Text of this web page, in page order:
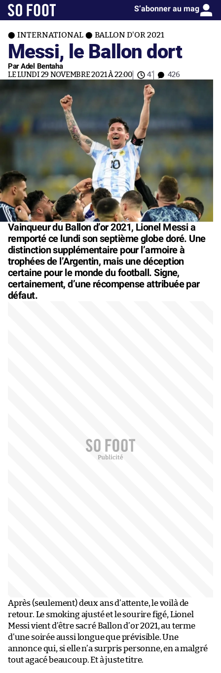
S’abonner au mag
INTERNATIONAL BALLON D'OR 2021
Messi, le Ballon dort
Par Adel Bentaha
LE LUNDI 29 NOVEMBRE 2021 À 22:00 4' 426
Vainqueur du Ballon d’or 2021, Lionel Messi a
remporté ce lundi son septième globe doré. Une
distinction supplémentaire pour l’armoire à
trophées de l’Argentin, mais une déception
certaine pour le monde du football. Signe,
certainement, d’une récompense attribuée par
défaut.
Après (seulement) deux ans d’attente, le voilà de
retour. Le smoking ajusté et le sourire figé, Lionel
Messi vient d’être sacré Ballon d’or 2021, au terme
d’une soirée aussi longue que prévisible. Une
annonce qui, si elle n’a surpris personne, en a malgré
tout agacé beaucoup. Et à juste titre.